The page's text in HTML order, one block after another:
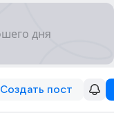
Создать пост